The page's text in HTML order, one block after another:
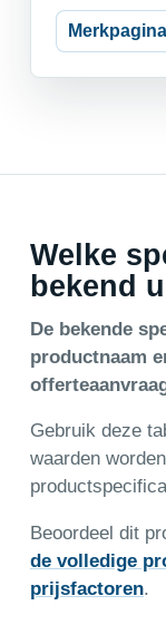
Merkpagina
Welke
bekend
De bekende
productnaam
Gebruik deze
waarden
Beoordeel dit
de volledige
prijsfactoren.